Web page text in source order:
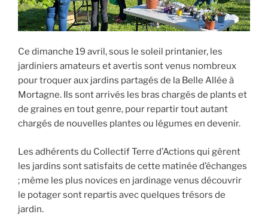
Ce dimanche 19 avril, sous le soleil printanier, les
jardiniers amateurs et avertis sont venus nombreux
pour troquer aux jardins partagés de la Belle Allée à
Mortagne. Ils sont arrivés les bras chargés de plants et
de graines en tout genre, pour repartir tout autant
chargés de nouvelles plantes ou légumes en devenir.
Les adhérents du Collectif Terre d’Actions qui gèrent
les jardins sont satisfaits de cette matinée d’échanges
; même les plus novices en jardinage venus découvrir
le potager sont repartis avec quelques trésors de
jardin.